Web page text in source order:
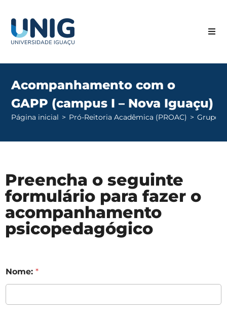
Acompanhamento com o
GAPP (campus I – Nova Iguaçu)
Página inicial > Pró-Reitoria Acadêmica (PROAC) > Grupo
Preencha o seguinte
formulário para fazer o
acompanhamento
psicopedagógico
Nome: *